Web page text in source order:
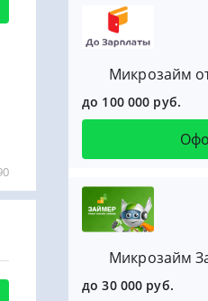
Микрозайм
до 100 000 руб.
Микрозайм
до 30 000 руб.